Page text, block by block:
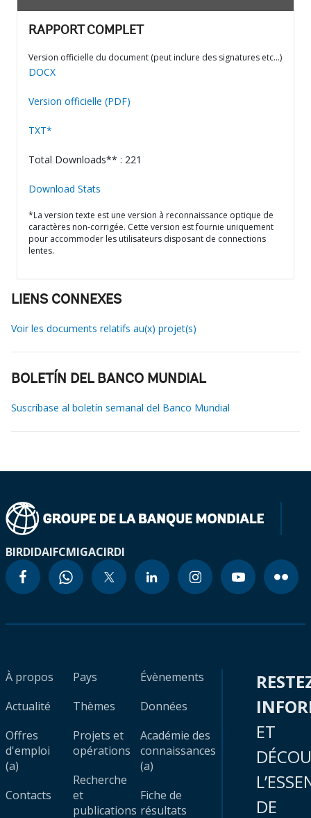
RAPPORT COMPLET
Version officielle du document (peut inclure des signatures etc…)
DOCX
Version officielle (PDF)
TXT*
Total Downloads** : 221
Download Stats
*La version texte est une version à reconnaissance optique de
caractères non-corrigée. Cette version est fournie uniquement
pour accommoder les utilisateurs disposant de connections
lentes.
LIENS CONNEXES
Voir les documents relatifs au(x) projet(s)
BOLETÍN DEL BANCO MUNDIAL
Suscríbase al boletín semanal del Banco Mundial
BIRDIDAIFCMIGACIRDI
À propos
Actualité
Offres
d'emploi
(a)
Contacts
Pays
Thèmes
Projets et
opérations
Recherche
et
publications
Évènements
Données
Académie des
connaissances
(a)
Fiche de
résultats
ET
DE